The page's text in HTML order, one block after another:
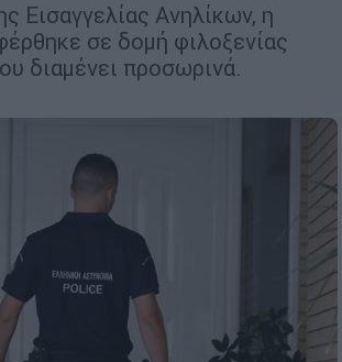
Εισαγγελίας Ανηλίκων, η
σε δομή φιλοξενίας
διαμένει προσωρινά.